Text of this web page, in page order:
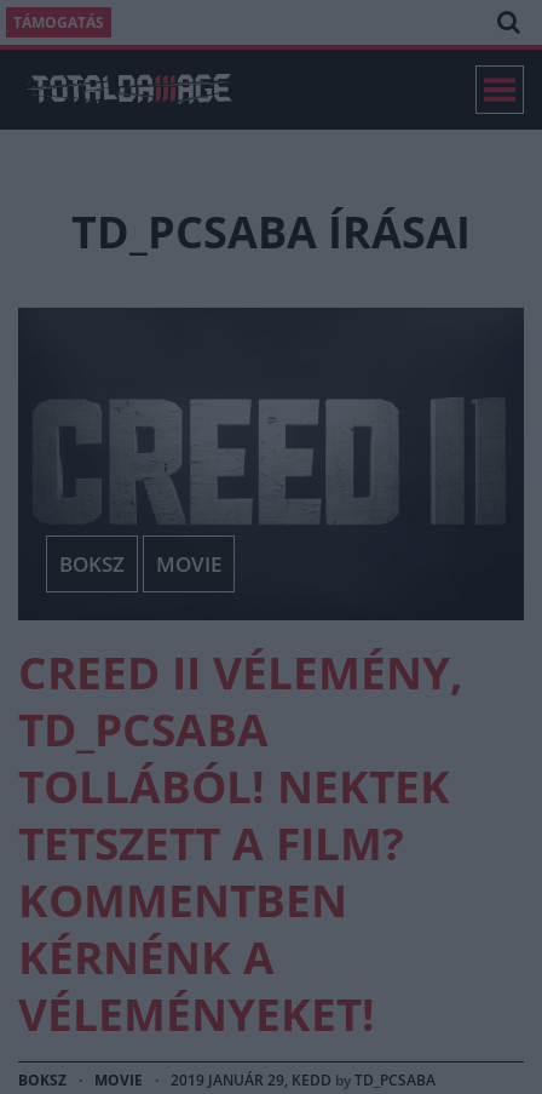
TÁMOGATÁS
TD_PCSABA ÍRÁSAI
BOKSZ MOVIE
CREED II VÉLEMÉNY,
TD_PCSABA
TOLLÁBÓL! NEKTEK
TETSZETT A FILM?
KOMMENTBEN
KÉRNÉNK A
VÉLEMÉNYEKET!
BOKSZ · MOVIE · 2019 JANUÁR 29, KEDD byTD_PCSABA